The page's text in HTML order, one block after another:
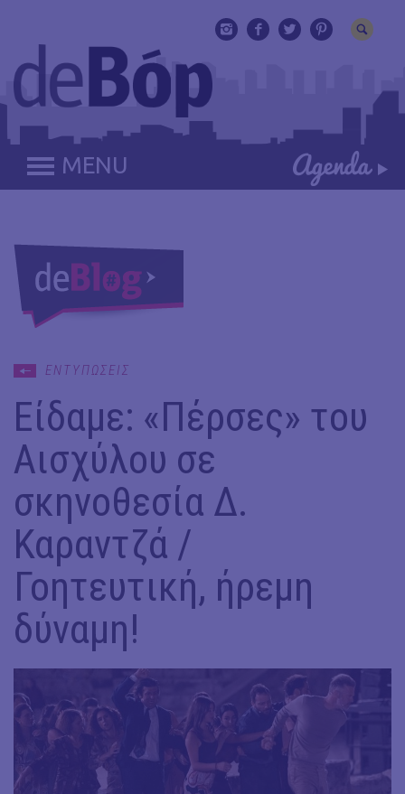
MENU
ΕΝΤΥΠΩΣΕΙΣ
Είδαμε: «Πέρσες» του
Αισχύλου σε
σκηνοθεσία Δ.
Καραντζά /
Γοητευτική, ήρεμη
δύναμη!